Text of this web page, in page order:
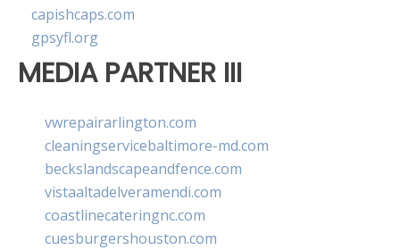
capishcaps.com
gpsyfl.org
MEDIA PARTNER III
vwrepairarlington.com
cleaningservicebaltimore-md.com
beckslandscapeandfence.com
vistaaltadelveramendi.com
coastlinecateringnc.com
cuesburgershouston.com